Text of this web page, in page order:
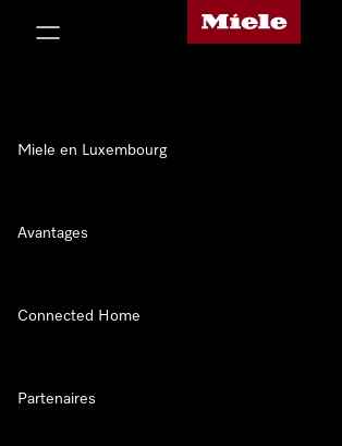
Page d'accueil de Miele
Miele en Luxembourg
Avantages
Connected Home
Partenaires